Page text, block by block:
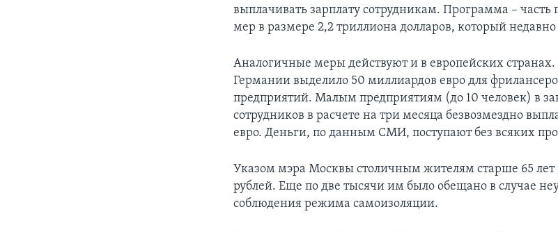
выплачивать зарплату сотрудникам. Программа –
мер в размере 2,2 триллиона долларов, который
Аналогичные меры действуют и в европейских странах.
Германии выделило 50 миллиардов евро для
предприятий. Малым предприятиям (до 10 человек) в
сотрудников в расчете на три месяца безвозмездно
евро. Деньги, по данным СМИ, поступают без всяких
Указом мэра Москвы столичным жителям старше 65 лет
рублей. Еще по две тысячи им было обещано в случае
соблюдения режима самоизоляции.